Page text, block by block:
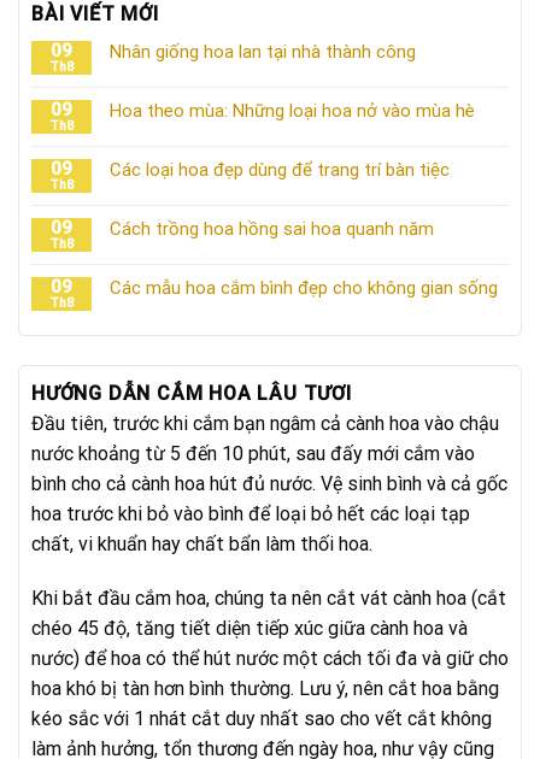
BÀI VIẾT MỚI
09
Th8
Nhân giống hoa lan tại nhà thành công
09
Th8
Hoa theo mùa: Những loại hoa nở vào mùa hè
09
Th8
Các loại hoa đẹp dùng để trang trí bàn tiệc
09
Th8
Cách trồng hoa hồng sai hoa quanh năm
09
Th8
Các mẫu hoa cắm bình đẹp cho không gian sống
HƯỚNG DẪN CẮM HOA LÂU TƯƠI
Đầu tiên, trước khi cắm bạn ngâm cả cành hoa vào chậu
nước khoảng từ 5 đến 10 phút, sau đấy mới cắm vào
bình cho cả cành hoa hút đủ nước. Vệ sinh bình và cả gốc
hoa trước khi bỏ vào bình để loại bỏ hết các loại tạp
chất, vi khuẩn hay chất bẩn làm thối hoa.
Khi bắt đầu cắm hoa, chúng ta nên cắt vát cành hoa (cắt
chéo 45 độ, tăng tiết diện tiếp xúc giữa cành hoa và
nước) để hoa có thể hút nước một cách tối đa và giữ cho
hoa khó bị tàn hơn bình thường. Lưu ý, nên cắt hoa bằng
kéo sắc với 1 nhát cắt duy nhất sao cho vết cắt không
làm ảnh hưởng, tổn thương đến ngày hoa, như vậy cũng